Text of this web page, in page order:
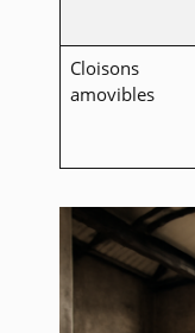
Cloisons
amovibles